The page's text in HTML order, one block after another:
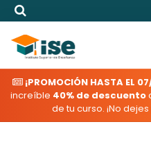
¡PROMOCIÓN HASTA EL
increíble 40% de descuento
de tu curso. ¡No